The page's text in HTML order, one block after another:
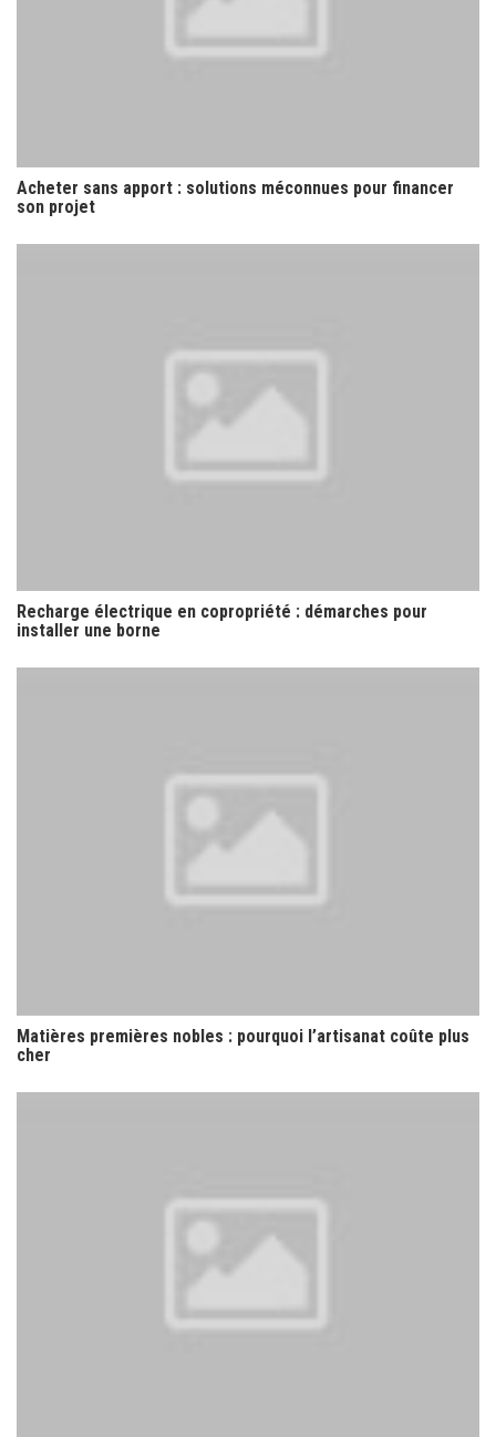
Acheter sans apport : solutions méconnues pour financer
son projet
Recharge électrique en copropriété : démarches pour
installer une borne
Matières premières nobles : pourquoi l’artisanat coûte plus
cher